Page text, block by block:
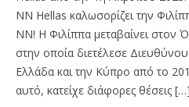
ΝΝ Hellas καλωσορίζει την
ΝΝ! Η Φιλίππα μεταβαίνει στον
στην οποία διετέλεσε
Ελλάδα και την Κύπρο από το
αυτό, κατείχε διάφορες θέσεις […]